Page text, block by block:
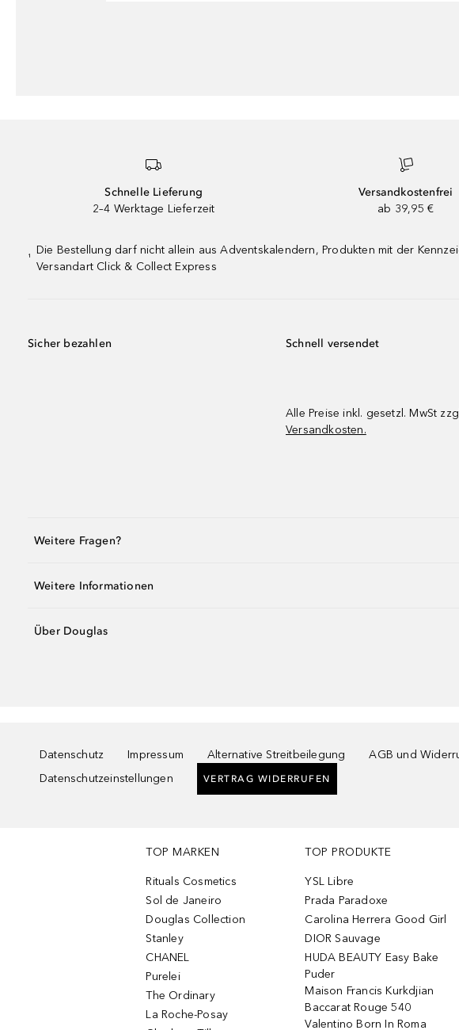
Schnelle Lieferung
2–4 Werktage Lieferzeit
Versandkostenfrei
ab 39,95 €
¹
Die Bestellung darf nicht allein aus Adventskalendern, Produkten mit der
Versandart Click & Collect Express
Sicher bezahlen Schnell versendet
Alle Preise inkl. gesetzl. MwSt
Versandkosten.
Weitere Fragen?
Weitere Informationen
Über Douglas
Datenschutz Impressum Alternative Streitbeilegung
AGB und
Datenschutzeinstellungen
VERTRAG WIDERRUFEN
TOP MARKEN
Rituals Cosmetics
Sol de Janeiro
Douglas Collection
Stanley
CHANEL
Purelei
The Ordinary
La Roche-Posay
TOP PRODUKTE
YSL Libre
Prada Paradoxe
Carolina Herrera Good Girl
DIOR Sauvage
HUDA BEAUTY Easy Bake
Puder
Maison Francis Kurkdjian
Baccarat Rouge 540
Valentino Born In Roma